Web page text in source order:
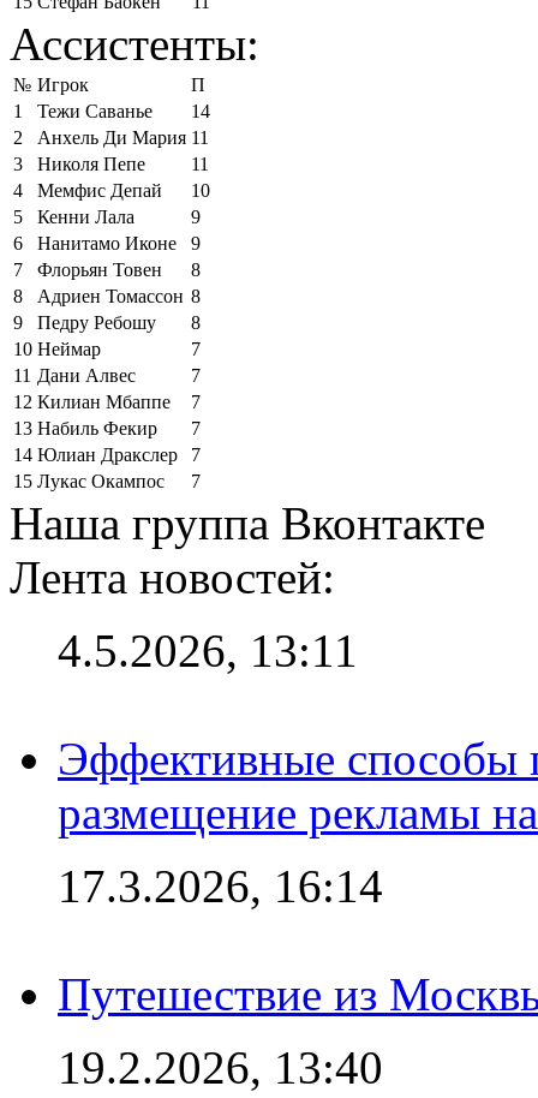
Ассистенты:
№ Игрок
П
1
Тежи Саванье
14
2
Анхель Ди Мария 11
3
Николя Пепе
11
4
Мемфис Депай
10
5
Кенни Лала
9
6
Нанитамо Иконе
9
7
Флорьян Товен
8
8
Адриен Томассон 8
9
Педру Ребошу
8
10 Неймар
7
11 Дани Алвес
7
12 Килиан Мбаппе
7
13 Набиль Фекир
7
14 Юлиан Дракслер
7
15 Лукас Окампос 7
Наша группа Вконтакте
Лента новостей:
4.5.2026, 13:11
Эффективные способы
размещение рекламы
17.3.2026, 16:14
Путешествие из
19.2.2026, 13:40